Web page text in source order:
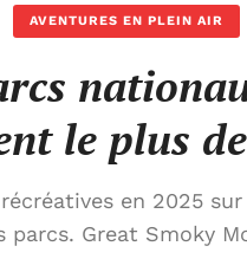
AVENTURES EN PLEIN AIR
le plus
en 2025
parcs. Great Smoky